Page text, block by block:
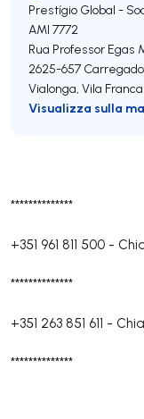
**************
+351 961 811 500 -
**************
+351 263 851 611 -
**************
Prestígio Global -
AMI 7772
Rua Professor Egas
2625-657 Carregado
Vialonga, Vila
Visualizza sulla